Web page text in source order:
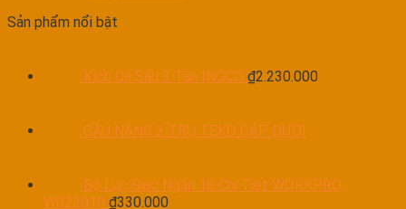
Sản phẩm nổi bật
Kích Cá Sấu 3 Tấn INGCO ₫2.230.000
CẦU NÂNG 2 TRỤ TEKO CÁP DƯỚI
Bộ Lục Giác Ngắn 18 Chi Tiết WORKPRO
W022010 ₫330.000